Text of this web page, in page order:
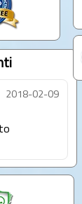
2018-02-09